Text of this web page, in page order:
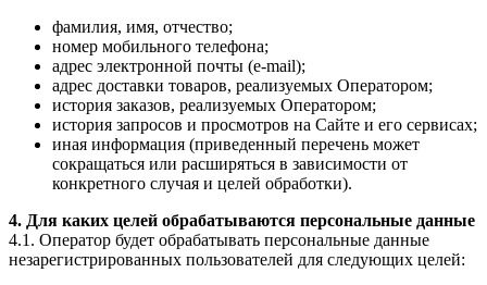
фамилия, имя, отчество;
номер мобильного телефона;
адрес электронной почты (e-mail);
адрес доставки товаров, реализуемых Оператором;
история заказов, реализуемых Оператором;
история запросов и просмотров на Сайте и его сервисах;
иная информация (приведенный перечень может
сокращаться или расширяться в зависимости от
конкретного случая и целей обработки).
4. Для каких целей обрабатываются персональные данные
4.1. Оператор будет обрабатывать персональные данные
незарегистрированных пользователей для следующих целей: